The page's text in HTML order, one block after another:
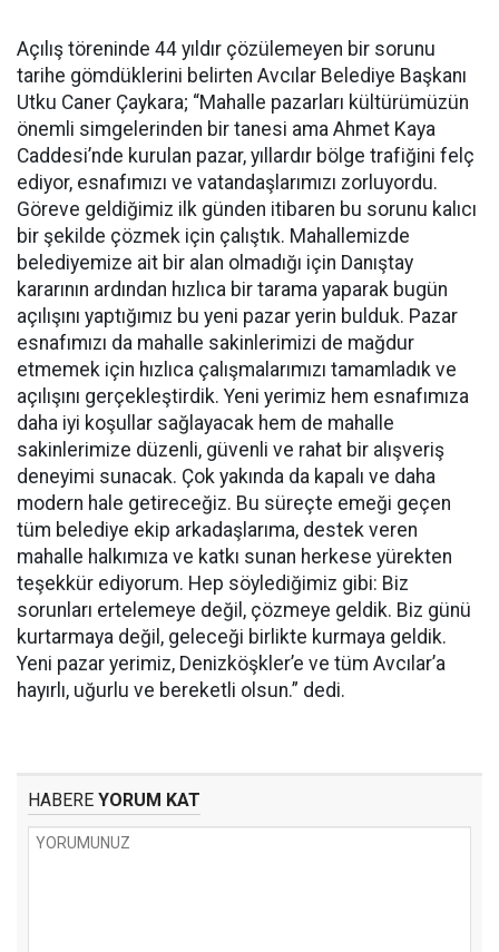
Açılış töreninde 44 yıldır çözülemeyen bir sorunu
tarihe gömdüklerini belirten Avcılar Belediye Başkanı
Utku Caner Çaykara; “Mahalle pazarları kültürümüzün
önemli simgelerinden bir tanesi ama Ahmet Kaya
Caddesi’nde kurulan pazar, yıllardır bölge trafiğini felç
ediyor, esnafımızı ve vatandaşlarımızı zorluyordu.
Göreve geldiğimiz ilk günden itibaren bu sorunu kalıcı
bir şekilde çözmek için çalıştık. Mahallemizde
belediyemize ait bir alan olmadığı için Danıştay
kararının ardından hızlıca bir tarama yaparak bugün
açılışını yaptığımız bu yeni pazar yerin bulduk. Pazar
esnafımızı da mahalle sakinlerimizi de mağdur
etmemek için hızlıca çalışmalarımızı tamamladık ve
açılışını gerçekleştirdik. Yeni yerimiz hem esnafımıza
daha iyi koşullar sağlayacak hem de mahalle
sakinlerimize düzenli, güvenli ve rahat bir alışveriş
deneyimi sunacak. Çok yakında da kapalı ve daha
modern hale getireceğiz. Bu süreçte emeği geçen
tüm belediye ekip arkadaşlarıma, destek veren
mahalle halkımıza ve katkı sunan herkese yürekten
teşekkür ediyorum. Hep söylediğimiz gibi: Biz
sorunları ertelemeye değil, çözmeye geldik. Biz günü
kurtarmaya değil, geleceği birlikte kurmaya geldik.
Yeni pazar yerimiz, Denizköşkler’e ve tüm Avcılar’a
hayırlı, uğurlu ve bereketli olsun.” dedi.
HABERE YORUM KAT